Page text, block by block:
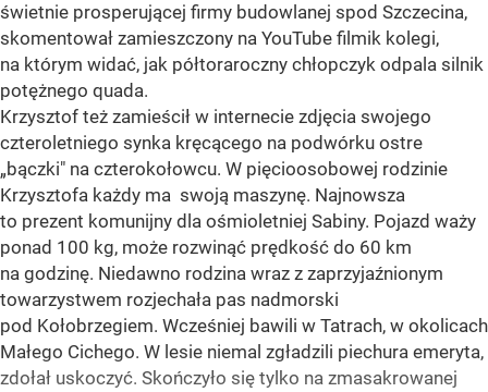
świetnie prosperującej firmy budowlanej spod Szczecina,
skomentował zamieszczony na YouTube filmik kolegi,
na którym widać, jak półtoraroczny chłopczyk odpala silnik
potężnego quada.
Krzysztof też zamieścił w internecie zdjęcia swojego
czteroletniego synka kręcącego na podwórku ostre
„bączki" na czterokołowcu. W pięcioosobowej rodzinie
Krzysztofa każdy ma swoją maszynę. Najnowsza
to prezent komunijny dla ośmioletniej Sabiny. Pojazd waży
ponad 100 kg, może rozwinąć prędkość do 60 km
na godzinę. Niedawno rodzina wraz z zaprzyjaźnionym
towarzystwem rozjechała pas nadmorski
pod Kołobrzegiem. Wcześniej bawili w Tatrach, w okolicach
Małego Cichego. W lesie niemal zgładzili piechura emeryta,
zdołał uskoczyć. Skończyło się tylko na zmasakrowanej